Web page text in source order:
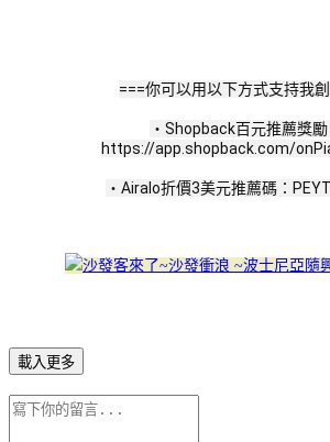
===你可以用以下方式支持我
・Shopback百元推薦獎勵
https://app.shopback.com/
・Airalo折價3美元推薦碼：
載入更多